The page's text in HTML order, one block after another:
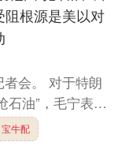
根源是美以对
会。 对于特朗
石油”，毛宁表
和以色列对伊朗
宝牛配